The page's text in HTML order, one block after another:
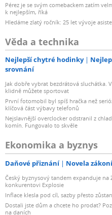
Pérez je se svým comebackem zatím
k nejlepším, říká
Hledáme zlatý ročník: 25 let vývoje
Věda a technika
Nejlepší chytré hodinky
srovnání
Jak dobře vybrat bezdrátová sluchátka.
klidně můžete sportovat
První fotomobil byl spíš hračka než
klíčová část výbavy telefonů
Nejslavnější overclocker odstranil z
komín. Fungovalo to skvěle
Ekonomika a byznys
Daňové přiznání Novela
Český byznysový tandem expanduje
konkurentovi Explosie
Inflace klesla pod cíl, sazby přesto
Dostali jste dům a chcete ho prodat?
na daních